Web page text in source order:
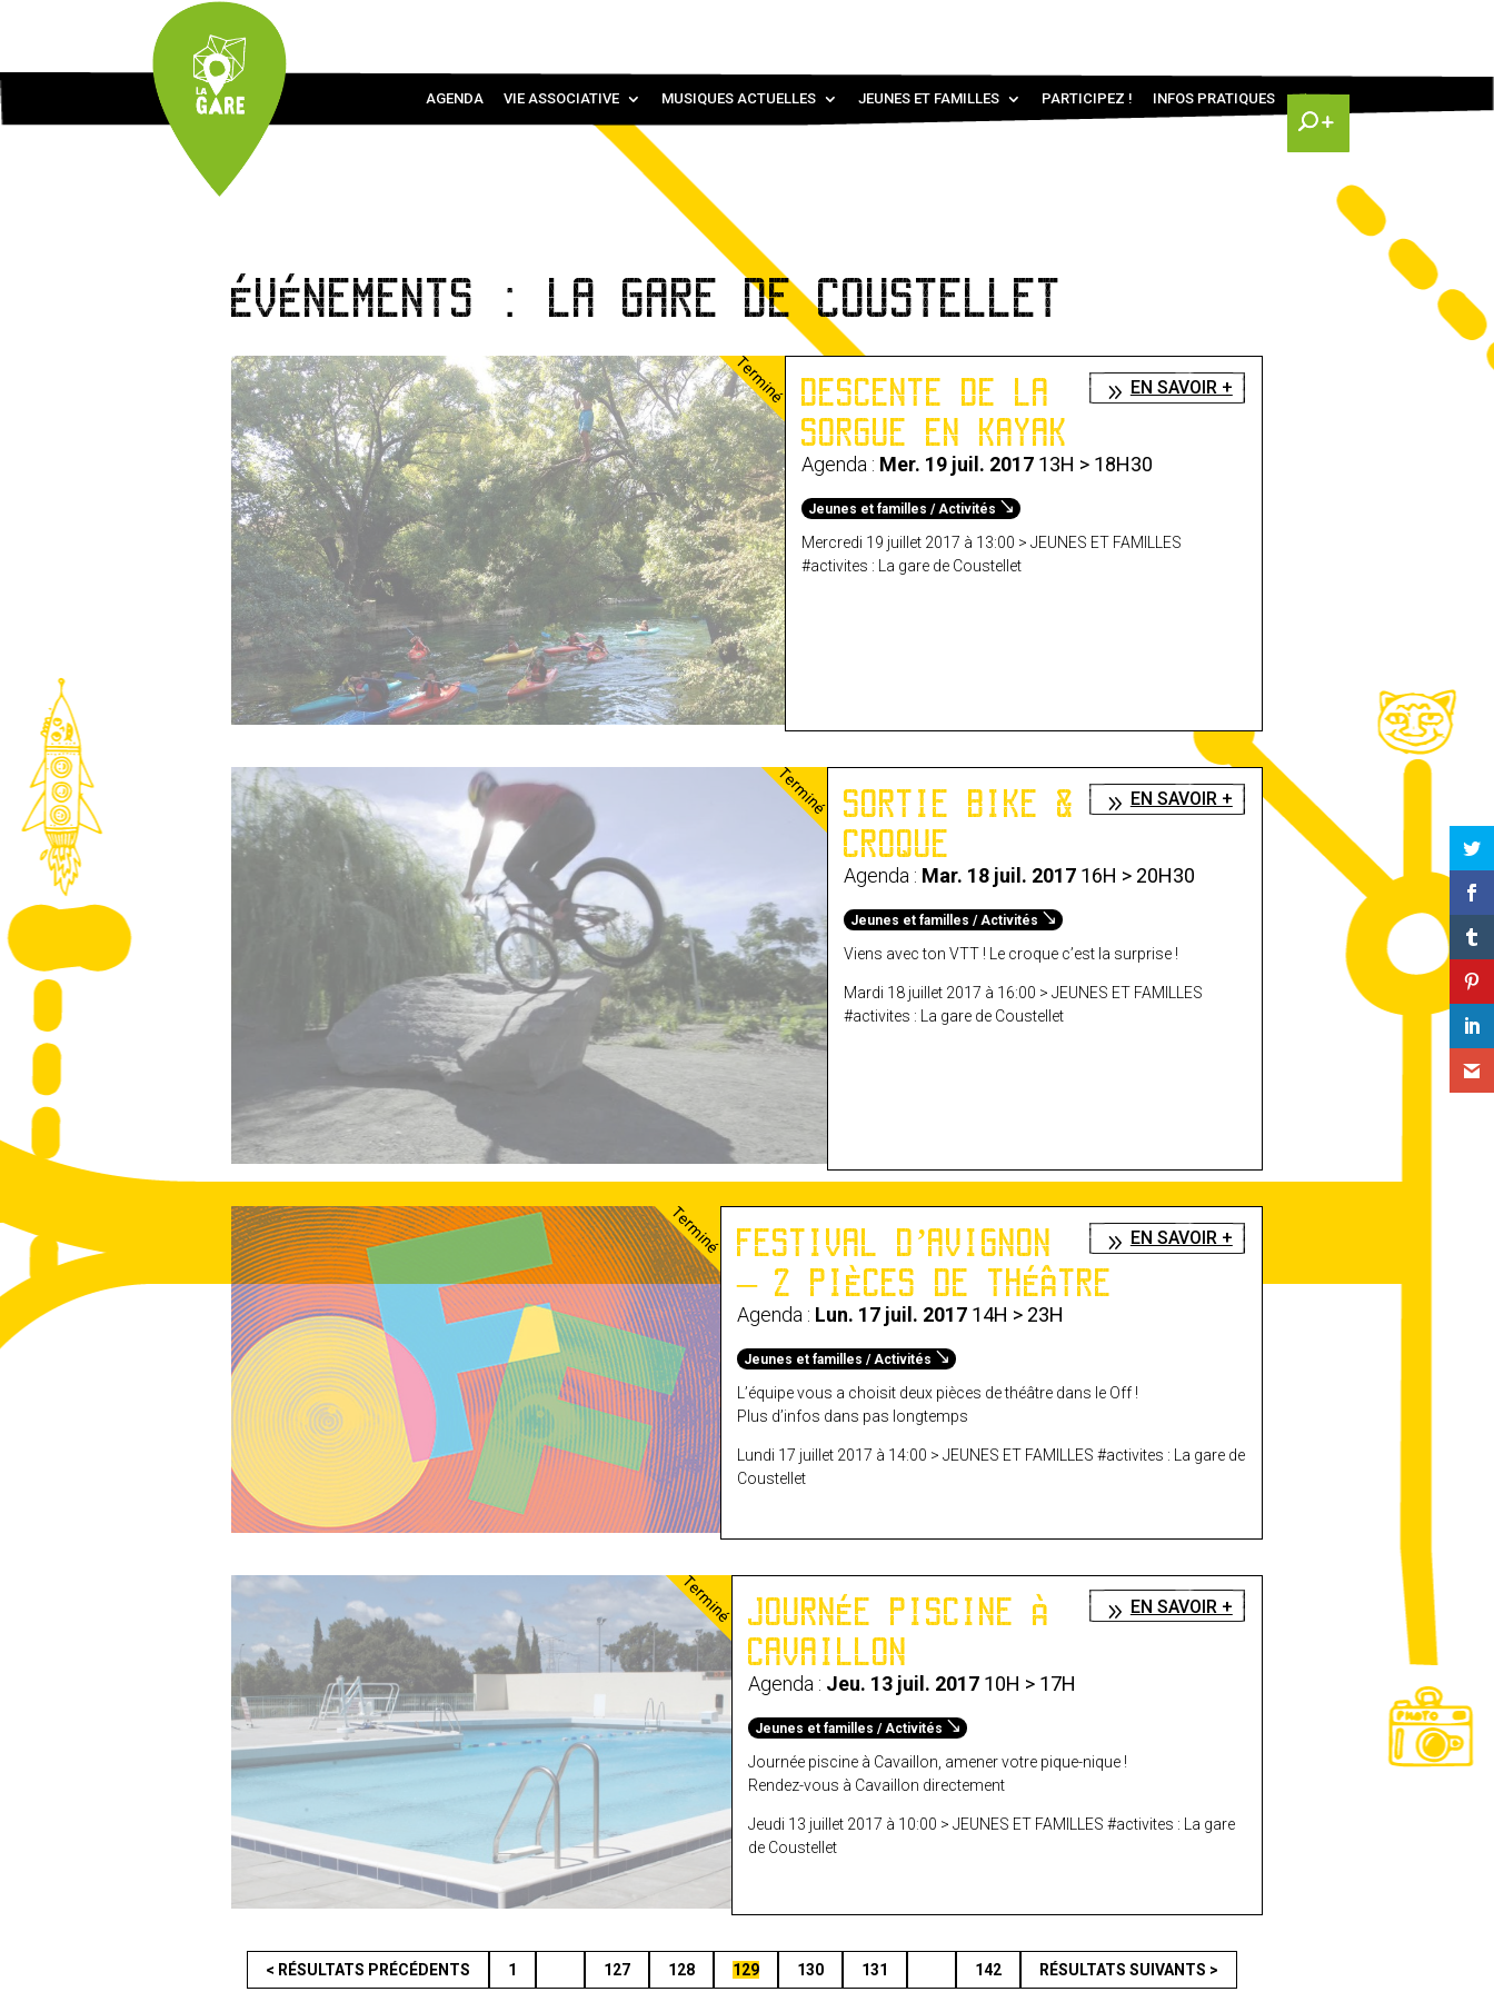
AGENDA VIE ASSOCIATIVE MUSIQUES ACTUELLES JEUNES ET FAMILLES PARTICIPEZ ! INFOS PRATIQUES
ÉVÉNEMENTS : LA GARE DE COUSTELLET
Terminé EN SAVOIR +
DESCENTE DE LA
SORGUE EN KAYAK
Agenda : Mer. 19 juil. 2017 13H > 18H30
Jeunes et familles / Activités
Mercredi 19 juillet 2017 à 13:00 > JEUNES ET FAMILLES
#activites : La gare de Coustellet
Terminé EN SAVOIR +
SORTIE BIKE &
CROQUE
Agenda : Mar. 18 juil. 2017 16H > 20H30
Jeunes et familles / Activités
Viens avec ton VTT ! Le croque c’est la surprise !
Mardi 18 juillet 2017 à 16:00 > JEUNES ET FAMILLES
#activites : La gare de Coustellet
Terminé EN SAVOIR +
FESTIVAL D’AVIGNON
– 2 PIÈCES DE THÉÂTRE
Agenda : Lun. 17 juil. 2017 14H > 23H
Jeunes et familles / Activités
L’équipe vous a choisit deux pièces de théâtre dans le Off !
Plus d’infos dans pas longtemps
Lundi 17 juillet 2017 à 14:00 > JEUNES ET FAMILLES #activites : La gare de
Coustellet
Terminé EN SAVOIR +
JOURNÉE PISCINE À
CAVAILLON
Agenda : Jeu. 13 juil. 2017 10H > 17H
Jeunes et familles / Activités
Journée piscine à Cavaillon, amener votre pique-nique !
Rendez-vous à Cavaillon directement
Jeudi 13 juillet 2017 à 10:00 > JEUNES ET FAMILLES #activites : La gare
de Coustellet
< RÉSULTATS PRÉCÉDENTS 1 127 128 129 130 131 142 RÉSULTATS SUIVANTS >